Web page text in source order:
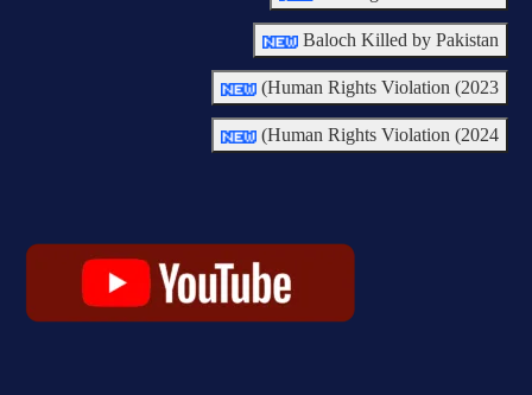
Baloch Killed by Pakistan
Human Rights Violation (2023)
Human Rights Violation (2024)